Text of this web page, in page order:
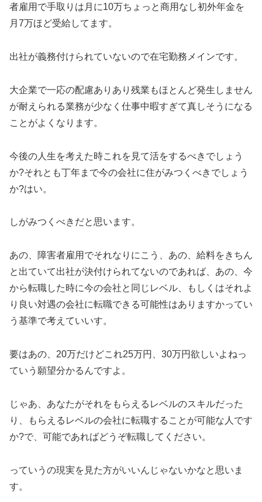
者雇用で手取りは月に10万ちょっと商用なし初外年金を
月7万ほど受給してます。
出社が義務付けられていないので在宅勤務メインです。
大企業で一応の配慮ありあり残業もほとんど発生しません
が耐えられる業務が少なく仕事中暇すぎて真しそうになる
ことがよくなります。
今後の人生を考えた時これを見て活をするべきでしょう
か?それとも丁年まで今の会社に住がみつくべきでしょう
か?はい。
しがみつくべきだと思います。
あの、障害者雇用でそれなりにこう、あの、給料をきちん
と出ていて出社が決付けられてないのであれば、あの、今
から転職した時に今の会社と同じレベル、もしくはそれよ
り良い対遇の会社に転職できる可能性はありますかってい
う基準で考えていいす。
要はあの、20万だけどこれ25万円、30万円欲しいよねっ
ていう願望分かるんですよ。
じゃあ、あなたがそれをもらえるレベルのスキルだった
り、もらえるレベルの会社に転職することが可能な人です
か?で、可能であればどうぞ転職してください。
っていうの現実を見た方がいいんじゃないかなと思いま
す。